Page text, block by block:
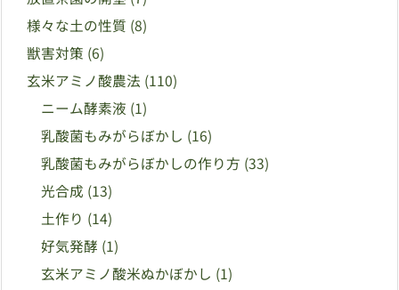
様々な土の性質 (8)
獣害対策 (6)
玄米アミノ酸農法 (110)
ニーム酵素液 (1)
乳酸菌もみがらぼかし (16)
乳酸菌もみがらぼかしの作り方 (33)
光合成 (13)
土作り (14)
好気発酵 (1)
玄米アミノ酸米ぬかぼかし (1)